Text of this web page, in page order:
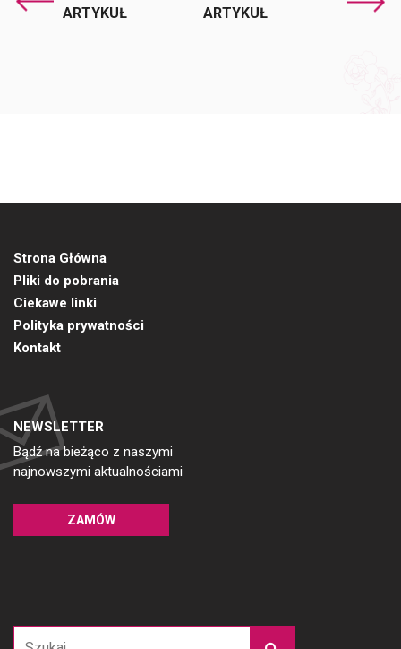
ARTYKUŁ
ARTYKUŁ
Strona Główna
Pliki do pobrania
Ciekawe linki
Polityka prywatności
Kontakt
NEWSLETTER
Bądź na bieżąco z naszymi
najnowszymi aktualnościami
ZAMÓW